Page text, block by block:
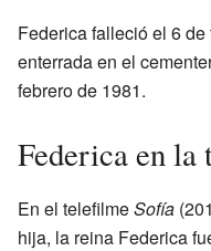
Federica falleció el 6
enterrada en el
febrero de 1981.
Federica en la
En el telefilmeSofía
hija, la reina Federica